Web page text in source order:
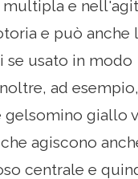
e
e può anche
se usato in modo
ad
gelsomino giallo
agiscono
centrale e